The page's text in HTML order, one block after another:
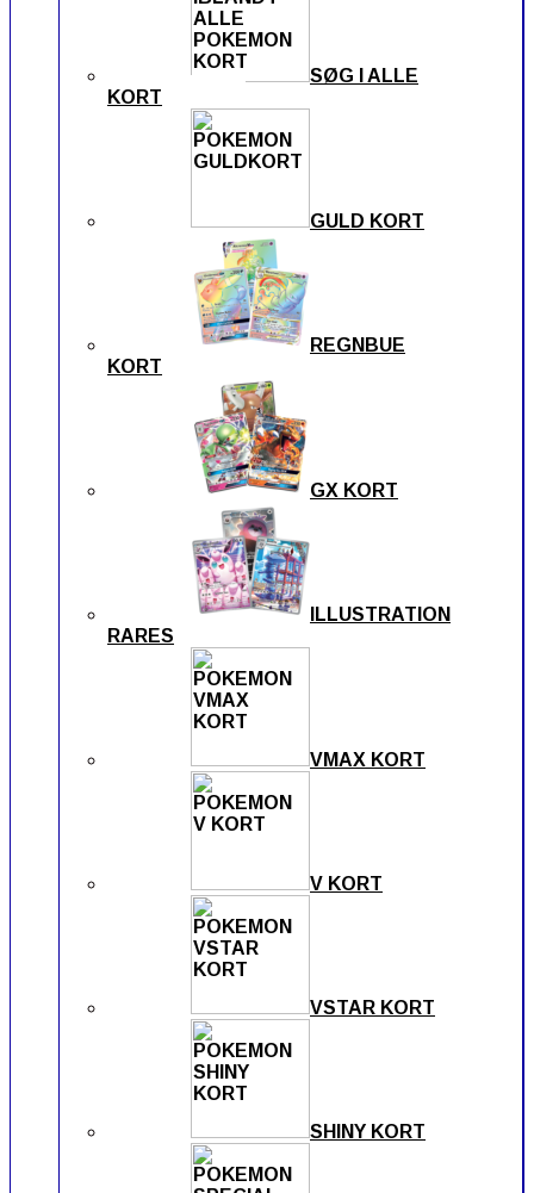
SØG I ALLE
KORT
GULD KORT
REGNBUE
KORT
GX KORT
ILLUSTRATION
RARES
VMAX KORT
V KORT
VSTAR KORT
SHINY KORT